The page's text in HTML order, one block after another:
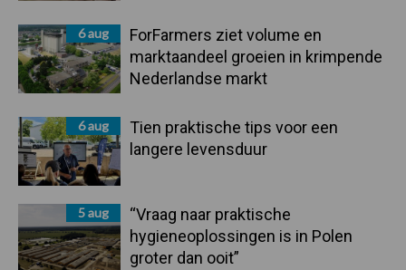
6 aug
ForFarmers ziet volume en
marktaandeel groeien in krimpende
Nederlandse markt
6 aug
Tien praktische tips voor een
langere levensduur
5 aug
“Vraag naar praktische
hygieneoplossingen is in Polen
groter dan ooit”